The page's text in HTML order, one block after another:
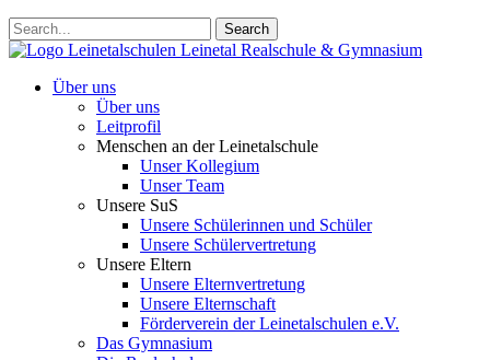
Search
Leinetalschulen Leinetal Realschule & Gymnasium
Über uns
Über uns
Leitprofil
Menschen an der Leinetalschule
Unser Kollegium
Unser Team
Unsere SuS
Unsere Schülerinnen und Schüler
Unsere Schülervertretung
Unsere Eltern
Unsere Elternvertretung
Unsere Elternschaft
Förderverein der Leinetalschulen e.V.
Das Gymnasium